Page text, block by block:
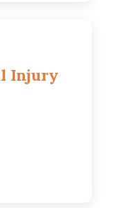
Injury